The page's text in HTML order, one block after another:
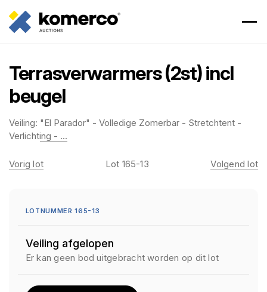
Terrasverwarmers (2st) incl
beugel
Veiling: "El Parador" - Volledige Zomerbar - Stretchtent -
Verlichting - ...
Vorig lot Lot 165-13 Volgend lot
LOTNUMMER 165-13
Veiling afgelopen
Er kan geen bod uitgebracht worden op dit lot